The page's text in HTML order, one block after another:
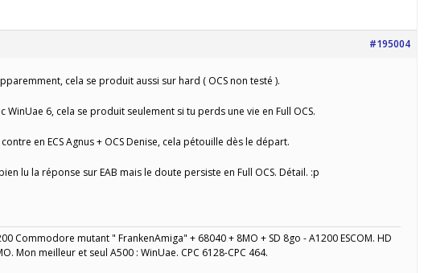
#195004
cela se produit aussi sur hard ( OCS non testé ).
WinUae 6, cela se produit seulement si tu perds une vie en Full OCS.
en ECS Agnus + OCS Denise, cela pétouille dès le départ.
bien lu la réponse sur EAB mais le doute persiste en Full OCS. Détail. :p
Commodore mutant " FrankenAmiga" + 68040 + 8MO + SD 8go - A1200 ESCOM. HD
Mon meilleur et seul A500 : WinUae. CPC 6128-CPC 464.